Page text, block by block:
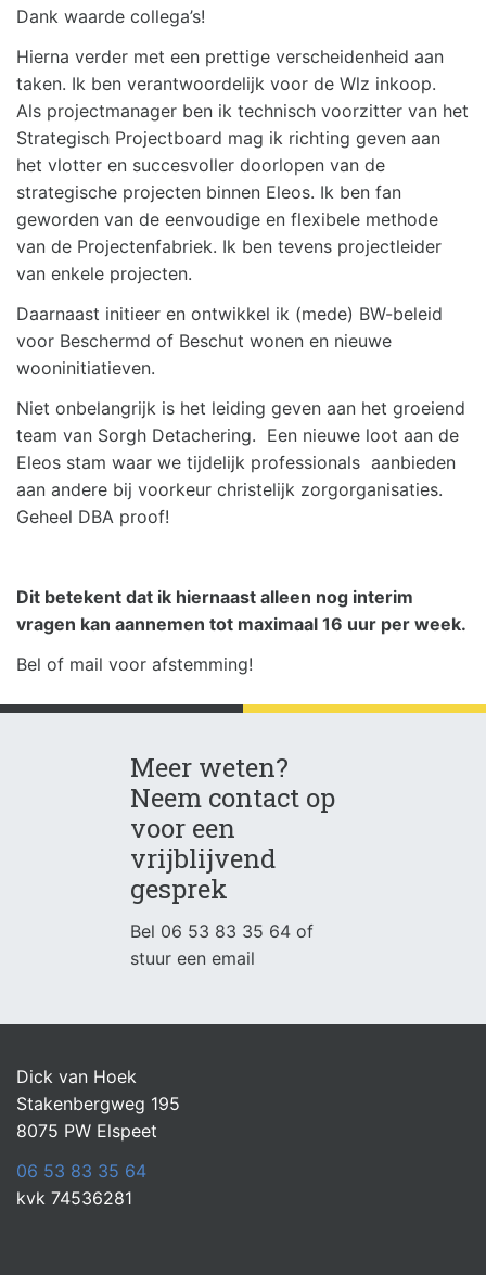
Dank waarde collega’s!
Hierna verder met een prettige verscheidenheid aan
taken. Ik ben verantwoordelijk voor de Wlz inkoop.
Als projectmanager ben ik technisch voorzitter van het
Strategisch Projectboard mag ik richting geven aan
het vlotter en succesvoller doorlopen van de
strategische projecten binnen Eleos. Ik ben fan
geworden van de eenvoudige en flexibele methode
van de Projectenfabriek. Ik ben tevens projectleider
van enkele projecten.
Daarnaast initieer en ontwikkel ik (mede) BW-beleid
voor Beschermd of Beschut wonen en nieuwe
wooninitiatieven.
Niet onbelangrijk is het leiding geven aan het groeiend
team van Sorgh Detachering. Een nieuwe loot aan de
Eleos stam waar we tijdelijk professionals aanbieden
aan andere bij voorkeur christelijk zorgorganisaties.
Geheel DBA proof!
Dit betekent dat ik hiernaast alleen nog interim
vragen kan aannemen tot maximaal 16 uur per week.
Bel of mail voor afstemming!
Meer weten?
Neem contact op
voor een
vrijblijvend
gesprek
Bel 06 53 83 35 64of
stuur een email
Dick van Hoek
Stakenbergweg 195
8075 PW Elspeet
06 53 83 35 64
kvk 74536281